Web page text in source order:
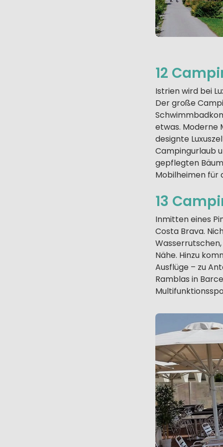
12
Istrien wird bei
Der große
etwas. Moderne
designte
Campingurlaub
gepflegten
Mobilheimen für
13
Inmitten eines
Costa Brava.
Nähe. Hinzu
Ausflüge – zu
Ramblas in